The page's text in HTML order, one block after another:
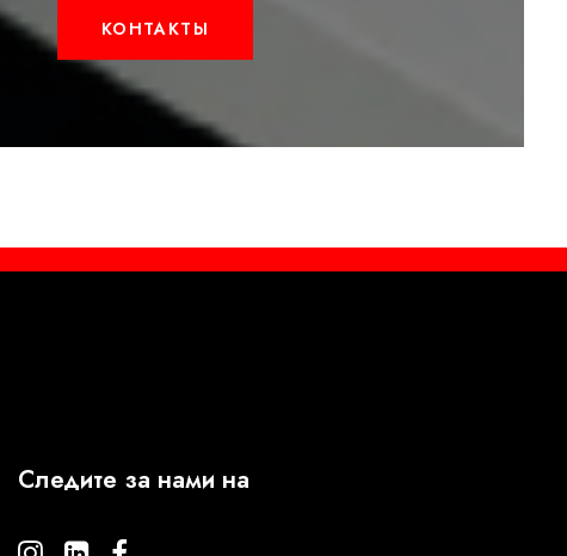
КОНТАКТЫ
Следите за нами на